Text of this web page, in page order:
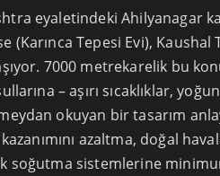
eyaletindeki Ahilyanagar
(Karınca Tepesi Evi), Kaushal
7000 metrekarelik bu
– aşırı sıcaklıklar,
okuyan bir tasarım
azaltma, doğal
soğutma sistemlerine